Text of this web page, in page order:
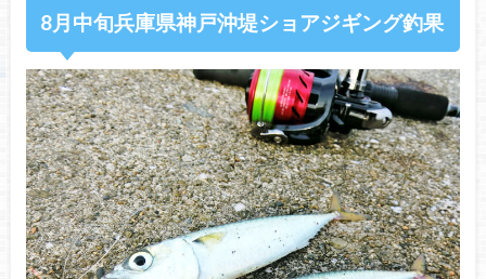
8月中旬兵庫県神戸沖堤ショアジギング釣果